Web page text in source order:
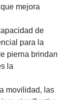
mejora
de
para la
pierna brindan
la
movilidad, las